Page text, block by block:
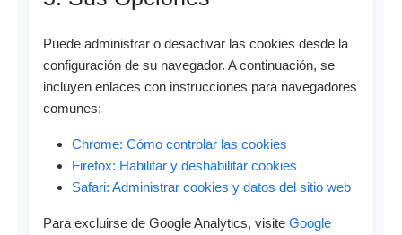
Puede administrar o desactivar las cookies desde la
configuración de su navegador. A continuación, se
incluyen enlaces con instrucciones para navegadores
comunes:
Chrome: Cómo controlar las cookies
Firefox: Habilitar y deshabilitar cookies
Safari: Administrar cookies y datos del sitio web
Para excluirse de Google Analytics, visite Google